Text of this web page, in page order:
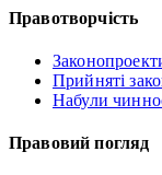
Правотворчість
Прийняті
Набули
Правовий погляд